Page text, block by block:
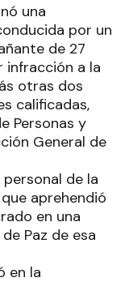
una
por un
de 27
infracción a la
otras dos
calificadas,
Personas y
General de
de la
aprehendió
en una
Paz de esa
en la